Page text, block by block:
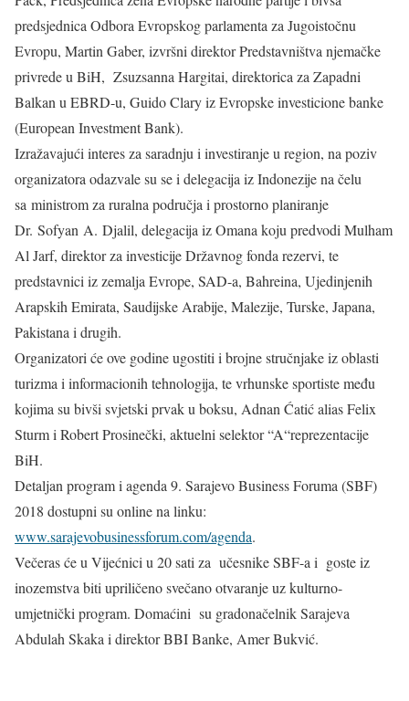
predsjednica Odbora Evropskog parlamenta za Jugoistočnu
Evropu, Martin Gaber, izvršni direktor Predstavništva njemačke
privrede u BiH, Zsuzsanna Hargitai, direktorica za Zapadni
Balkan u EBRD-u, Guido Clary iz Evropske investicione banke
(European Investment Bank).
Izražavajući interes za saradnju i investiranje u region, na poziv
organizatora odazvale su se i delegacija iz Indonezije na čelu
sa ministrom za ruralna područja i prostorno planiranje
Dr. Sofyan A. Djalil, delegacija iz Omana koju predvodi Mulham
Al Jarf, direktor za investicije Državnog fonda rezervi, te
predstavnici iz zemalja Evrope, SAD-a, Bahreina, Ujedinjenih
Arapskih Emirata, Saudijske Arabije, Malezije, Turske, Japana,
Pakistana i drugih.
Organizatori će ove godine ugostiti i brojne stručnjake iz oblasti
turizma i informacionih tehnologija, te vrhunske sportiste među
kojima su bivši svjetski prvak u boksu, Adnan Ćatić alias Felix
Sturm i Robert Prosinečki, aktuelni selektor “A“reprezentacije
BiH.
Detaljan program i agenda 9. Sarajevo Business Foruma (SBF)
2018 dostupni su online na linku:
www.sarajevobusinessforum.com/agenda.
Večeras će u Vijećnici u 20 sati za učesnike SBF-a i goste iz
inozemstva biti upriličeno svečano otvaranje uz kulturno-
umjetnički program. Domaćini su gradonačelnik Sarajeva
Abdulah Skaka i direktor BBI Banke, Amer Bukvić.